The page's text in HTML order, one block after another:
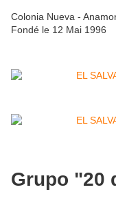
Colonia Nueva -
Fondé le 12 Mai 1996
Grupo "20